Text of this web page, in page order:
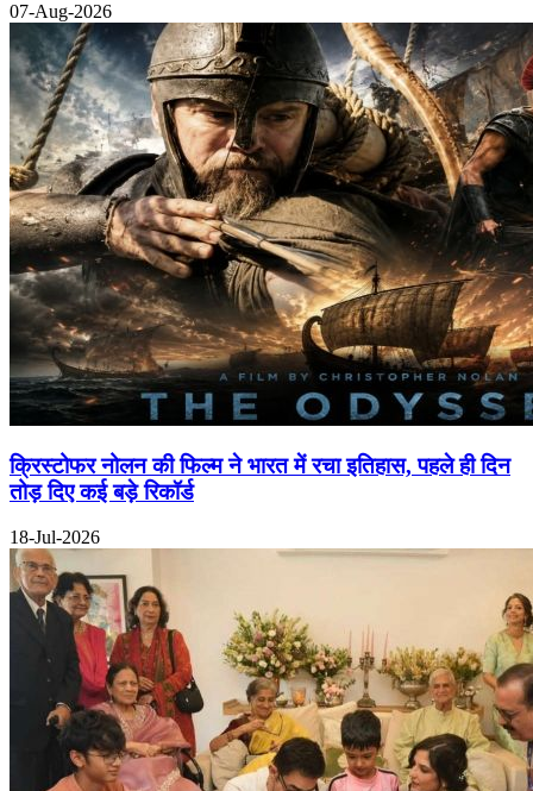
07-Aug-2026
क्रिस्टोफर नोलन की फिल्म ने भारत में रचा इतिहास, पहले ही दिन
तोड़ दिए कई बड़े रिकॉर्ड
18-Jul-2026